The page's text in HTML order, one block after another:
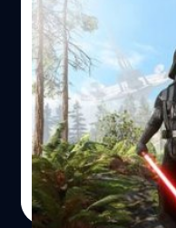
มาดูดวงดาวในเ
จะเปิดให้ผู้เล่นไ
ก่อนเกมจะวางขาย มา
เบื้องต้นในเกม Star
วงศกร ปฐมชัยวัฒน์| 3926
Read More